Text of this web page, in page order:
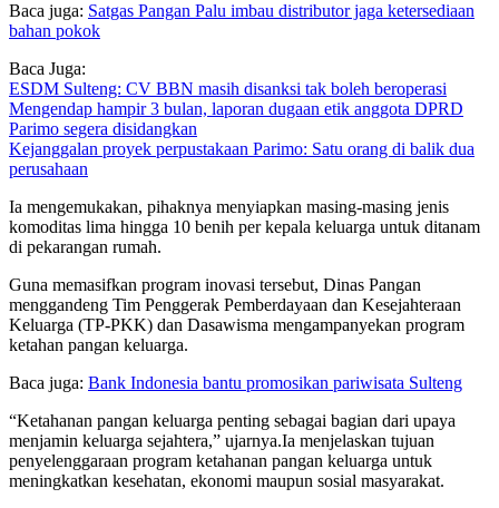
Baca juga: Satgas Pangan Palu imbau distributor jaga ketersediaan
bahan pokok
Baca Juga:
ESDM Sulteng: CV BBN masih disanksi tak boleh beroperasi
Mengendap hampir 3 bulan, laporan dugaan etik anggota DPRD
Parimo segera disidangkan
Kejanggalan proyek perpustakaan Parimo: Satu orang di balik dua
perusahaan
Ia mengemukakan, pihaknya menyiapkan masing-masing jenis
komoditas lima hingga 10 benih per kepala keluarga untuk ditanam
di pekarangan rumah.
Guna memasifkan program inovasi tersebut, Dinas Pangan
menggandeng Tim Penggerak Pemberdayaan dan Kesejahteraan
Keluarga (TP-PKK) dan Dasawisma mengampanyekan program
ketahan pangan keluarga.
Baca juga: Bank Indonesia bantu promosikan pariwisata Sulteng
“Ketahanan pangan keluarga penting sebagai bagian dari upaya
menjamin keluarga sejahtera,” ujarnya.Ia menjelaskan tujuan
penyelenggaraan program ketahanan pangan keluarga untuk
meningkatkan kesehatan, ekonomi maupun sosial masyarakat.